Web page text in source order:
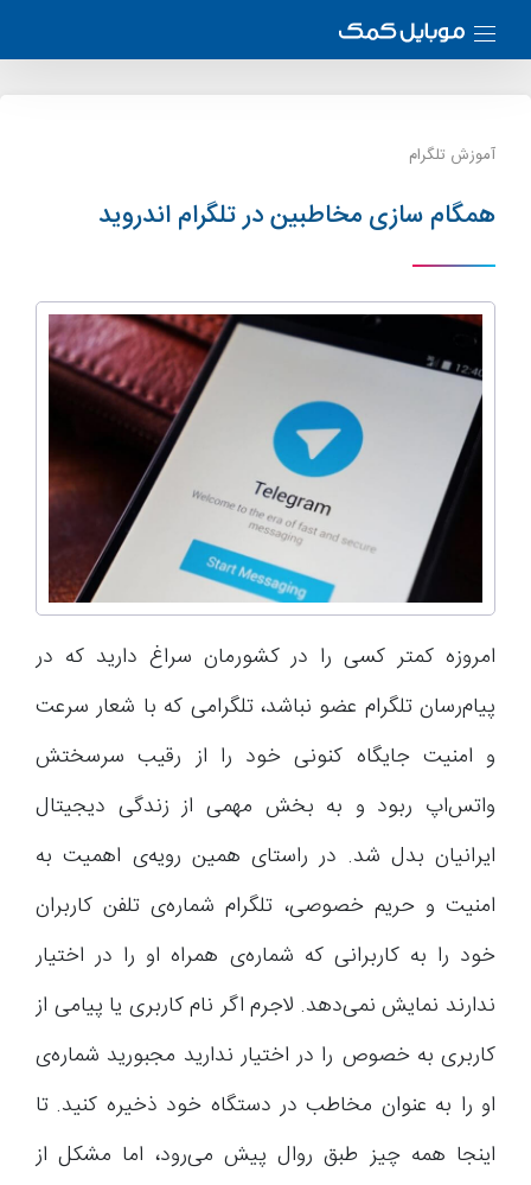
آموزش تلگرام
همگام سازی مخاطبین در تلگرام اندروید
امروزه کمتر کسی را در کشورمان سراغ دارید که در
پیام‌رسان تلگرام عضو نباشد، تلگرامی که با شعار سرعت
و امنیت جایگاه‌ کنونی خود را از رقیب سرسختش
واتس‌اپ ربود و به بخش مهمی از زندگی دیجیتال
ایرانیان بدل شد. در راستای همین رویه‌ی اهمیت به
امنیت و حریم خصوصی، تلگرام شماره‌ی تلفن کاربران
خود را به کاربرانی که شماره‌ی همراه او را در اختیار
ندارند نمایش نمی‌دهد. لاجرم اگر نام کاربر‌ی یا پیامی از
کاربری به خصوص را در اختیار ندارید مجبورید شماره‌‌ی
او را به عنوان مخاطب در دستگاه خود ذخیره کنید. تا
اینجا همه چیز طبق روال پیش می‌رود، اما مشکل از